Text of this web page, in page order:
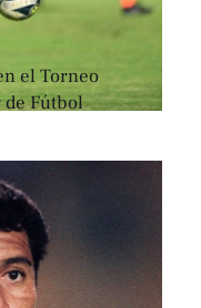
el Torneo
de Fútbol